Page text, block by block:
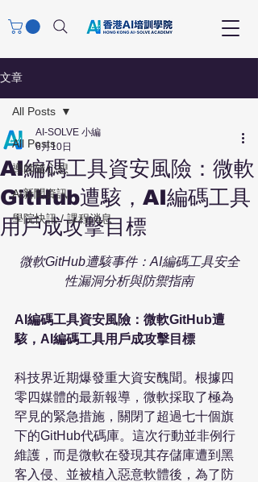
文章
All Posts
導師隨心想
AI新聞資訊
學院快訊 / 課程消息
All Posts
AI編碼工具資安風險：微軟
GitHub遭駭，AI編碼工具
用戶成攻擊目標
AI-SOLVE 小編
6月10日
微軟GitHub遭駭事件：AI編碼工具安全
性漏洞分析與防禦指南
AI編碼工具資安風險：微軟GitHub遭
駭，AI編碼工具用戶成攻擊目標
科技界近期爆發重大資安醜聞。根據四
零四媒體的最新報導，微軟採取了極為
罕見的緊急措施，關閉了超過七十個旗
下的GitHub代碼庫。這次行動並非例行
維護，而是微軟在發現其存儲庫遭到黑
客入侵、並被植入惡意軟體後，為了防